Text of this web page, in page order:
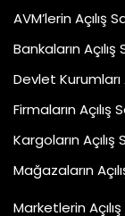
AVM’lerin Açılış
Bankaların
Devlet Kurumları
Firmaların Açılış
Kargoların Açılış
Mağazaların
Marketlerin